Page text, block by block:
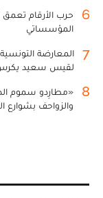
6
حرب الأرقام
المؤسساتي
7
المعارضة
لقيس سعيد يكرس
8
«مطارِدو سموم
والزواحف بشوارع